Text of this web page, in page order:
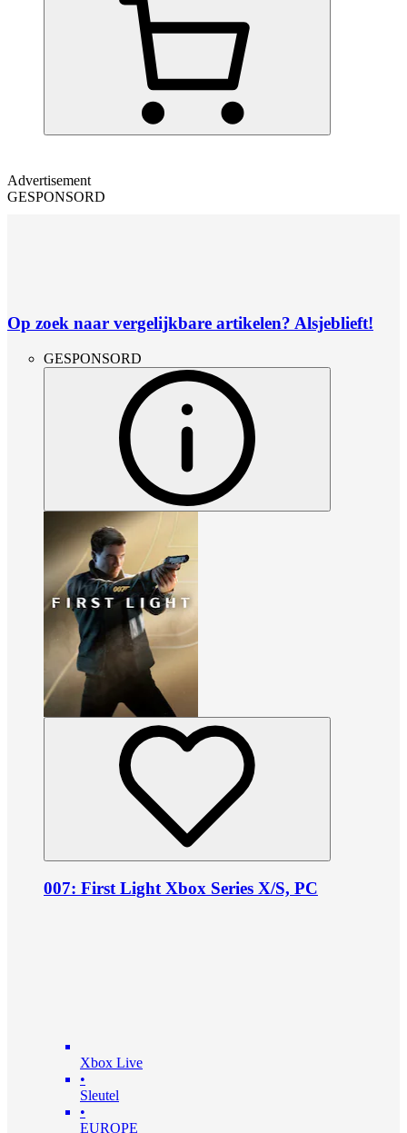
Advertisement
GESPONSORD
Op zoek naar vergelijkbare artikelen? Alsjeblieft!
GESPONSORD
007: First Light Xbox Series X/S, PC
Xbox Live
•
Sleutel
•
EUROPE